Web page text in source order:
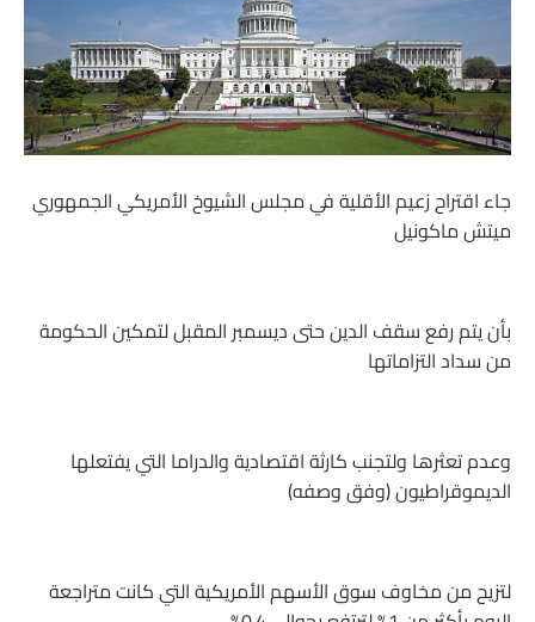
جاء اقتراح زعيم الأقلية في مجلس الشيوخ الأمريكي الجمهوري
ميتش ماكونيل
بأن يتم رفع سقف الدين حتى ديسمبر المقبل لتمكين الحكومة
من سداد التزاماتها
وعدم تعثرها ولتجنب كارثة اقتصادية والدراما التي يفتعلها
الديموقراطيون (وفق وصفه)
لتزيح من مخاوف سوق الأسهم الأمريكية التي كانت متراجعة